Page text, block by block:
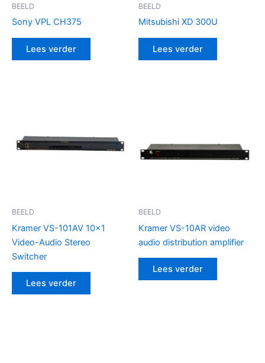
BEELD
Sony VPL CH375
Lees verder
BEELD
Mitsubishi XD 300U
Lees verder
BEELD
Kramer VS-101AV 10×1
Video-Audio Stereo
Switcher
Lees verder
BEELD
Kramer VS-10AR video
audio distribution amplifier
Lees verder